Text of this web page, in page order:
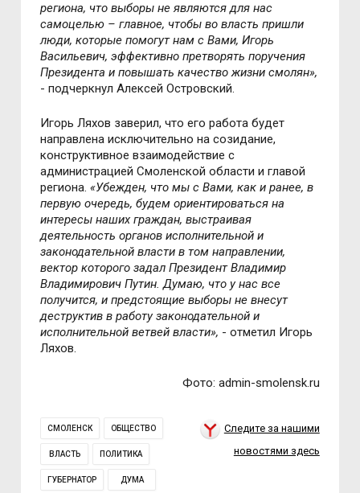
региона, что выборы не являются для нас
самоцелью – главное, чтобы во власть пришли
люди, которые помогут нам с Вами, Игорь
Васильевич, эффективно претворять поручения
Президента и повышать качество жизни смолян»,
- подчеркнул Алексей Островский.
Игорь Ляхов заверил, что его работа будет
направлена исключительно на созидание,
конструктивное взаимодействие с
администрацией Смоленской области и главой
региона.«Убежден, что мы с Вами, как и ранее, в
первую очередь, будем ориентироваться на
интересы наших граждан, выстраивая
деятельность органов исполнительной и
законодательной власти в том направлении,
вектор которого задал Президент Владимир
Владимирович Путин. Думаю, что у нас все
получится, и предстоящие выборы не внесут
деструктив в работу законодательной и
исполнительной ветвей власти», - отметил Игорь
Ляхов.
Фото: admin-smolensk.ru
СМОЛЕНСК ОБЩЕСТВО
ВЛАСТЬ ПОЛИТИКА
ГУБЕРНАТОР ДУМА
Следите за нашими
новостями здесь